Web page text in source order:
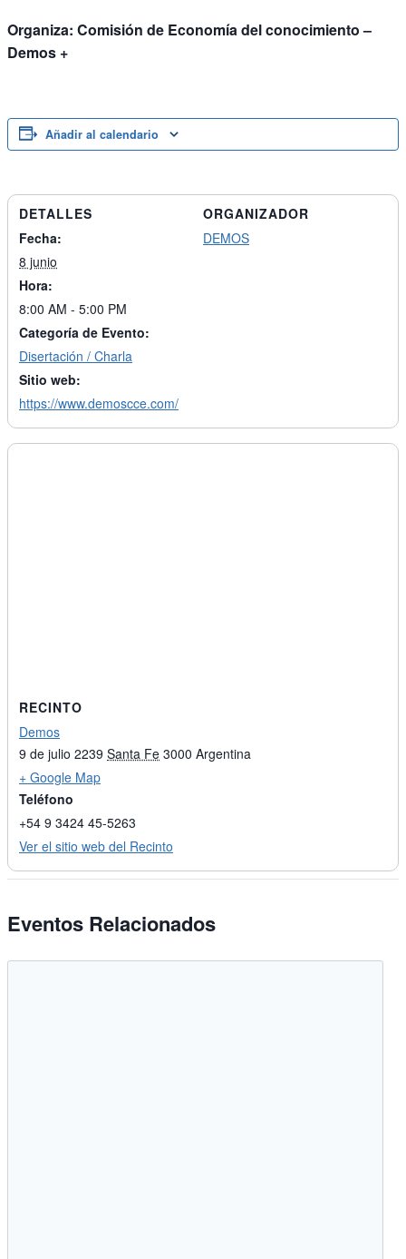
Organiza: Comisión de Economía del conocimiento –
Demos +
Añadir al calendario
DETALLES
Fecha:
8 junio
Hora:
8:00 AM - 5:00 PM
Categoría de Evento:
Disertación / Charla
Sitio web:
https://www.demoscce.com/
ORGANIZADOR
DEMOS
RECINTO
Demos
9 de julio 2239 Santa Fe 3000 Argentina
+ Google Map
Teléfono
+54 9 3424 45-5263
Ver el sitio web del Recinto
Eventos Relacionados